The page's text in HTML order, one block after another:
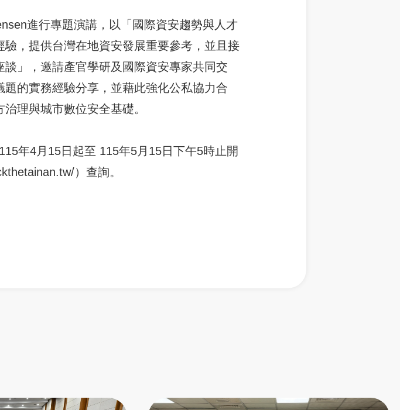
進行專題演講，以「國際資安趨勢與人才
，提供台灣在地資安發展重要參考，並且接
」，邀請產官學研及國際資安專家共同交
的實務經驗分享，並藉此強化公私協力合
理與城市數位安全基礎。
年4月15日起至 115年5月15日下午5時止開
）查詢。